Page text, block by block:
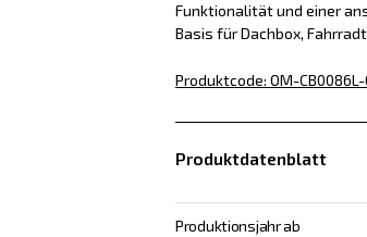
Funktionalität und einer
Basis für Dachbox,
Produktcode: OM-CB0086L-
Produktdatenblatt
Produktionsjahr ab